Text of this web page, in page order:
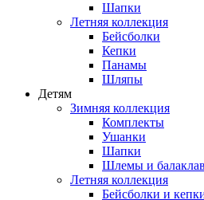
Шапки
Летняя коллекция
Бейсболки
Кепки
Панамы
Шляпы
Детям
Зимняя коллекция
Комплекты
Ушанки
Шапки
Шлемы и
Летняя коллекция
Бейсболки и